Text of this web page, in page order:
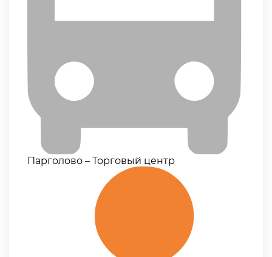
Парголово – Торговый центр